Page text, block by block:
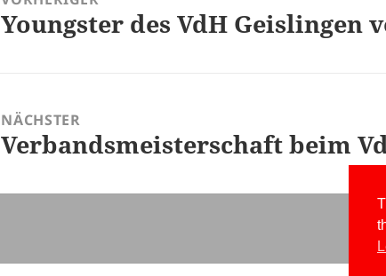
Vorheriger
Youngster des VdH Geislingen
NÄCHSTER
Nächster
Verbandsmeisterschaft beim